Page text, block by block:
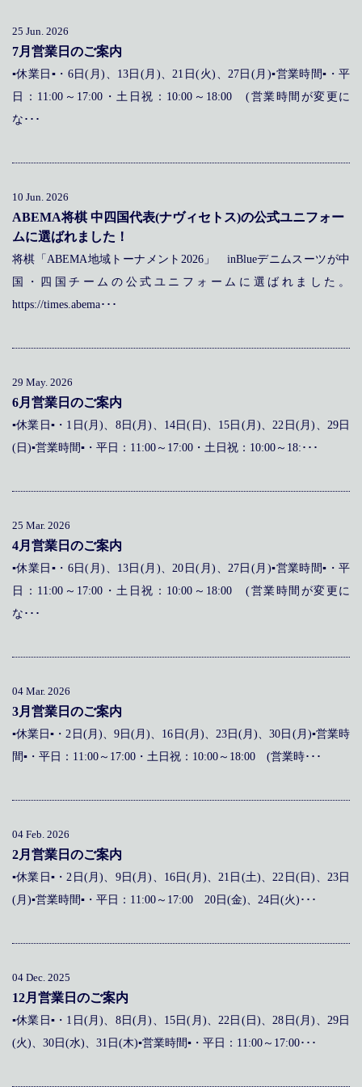
25 Jun. 2026
7月営業日のご案内
▪休業日▪・6日(月)、13日(月)、21日(火)、27日(月)▪営業時間▪・平
日：11:00～17:00・土日祝：10:00～18:00 (営業時間が変更に
な･･･
10 Jun. 2026
ABEMA将棋 中四国代表(ナヴィセトス)の公式ユニフォー
ムに選ばれました！
将棋「ABEMA地域トーナメント2026」 inBlueデニムスーツが中
国・四国チームの公式ユニフォームに選ばれました。
https://times.abema･･･
29 May. 2026
6月営業日のご案内
▪休業日▪・1日(月)、8日(月)、14日(日)、15日(月)、22日(月)、29日
(日)▪営業時間▪・平日：11:00～17:00・土日祝：10:00～18:･･･
25 Mar. 2026
4月営業日のご案内
▪休業日▪・6日(月)、13日(月)、20日(月)、27日(月)▪営業時間▪・平
日：11:00～17:00・土日祝：10:00～18:00 (営業時間が変更に
な･･･
04 Mar. 2026
3月営業日のご案内
▪休業日▪・2日(月)、9日(月)、16日(月)、23日(月)、30日(月)▪営業時
間▪・平日：11:00～17:00・土日祝：10:00～18:00 (営業時･･･
04 Feb. 2026
2月営業日のご案内
▪休業日▪・2日(月)、9日(月)、16日(月)、21日(土)、22日(日)、23日
(月)▪営業時間▪・平日：11:00～17:00 20日(金)、24日(火)･･･
04 Dec. 2025
12月営業日のご案内
▪休業日▪・1日(月)、8日(月)、15日(月)、22日(日)、28日(月)、29日
(火)、30日(水)、31日(木)▪営業時間▪・平日：11:00～17:00･･･